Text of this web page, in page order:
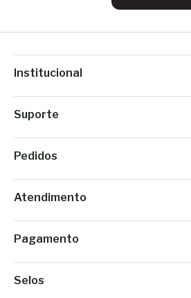
Institucional
Suporte
Pedidos
Atendimento
Pagamento
Selos